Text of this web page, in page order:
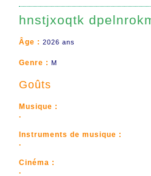
hnstjxoqtk
Âge : 2026 ans
Genre : M
Goûts
Musique :
.
Instruments de musique :
.
Cinéma :
.